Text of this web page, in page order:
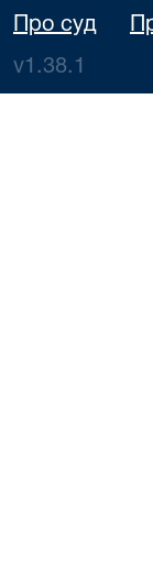
Про суд
v1.38.1